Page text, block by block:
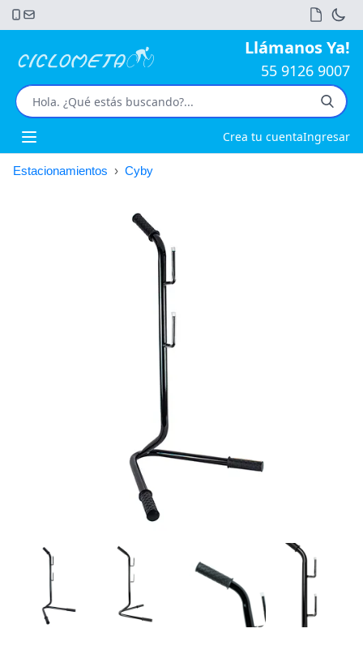
Llámanos Ya!
55 9126 9007
Open main menu Crea tu cuentaIngresar
Estacionamientos › Cyby